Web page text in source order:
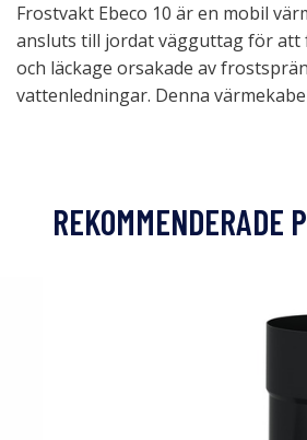
Frostvakt Ebeco 10 är en mobil
ansluts till jordat vägguttag för att
och läckage orsakade av
vattenledningar. Denna
REKOMMENDERADE